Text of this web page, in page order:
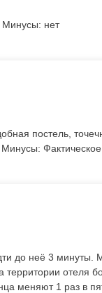
Минусы: нет
постель,
Фактическое
до неё 3 минуты.
отеля
меняют 1 раз в